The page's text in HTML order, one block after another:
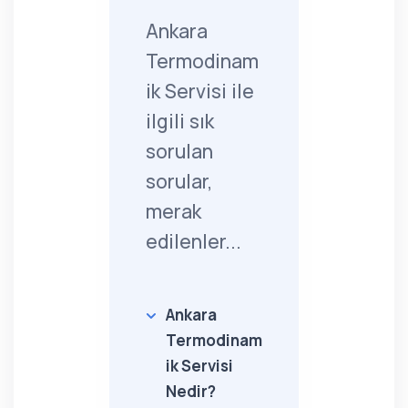
Ankara
Termodinam
ik Servisi ile
ilgili sık
sorulan
sorular,
merak
edilenler...
Ankara
Termodinam
ik Servisi
Nedir?